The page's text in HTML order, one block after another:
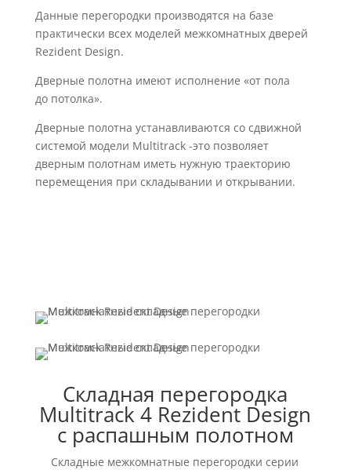
Данные перегородки производятся на базе
практически всех моделей межкомнатных дверей
Rezident Design.
Дверные полотна имеют исполнение «от пола
до потолка».
Дверные полотна устанавливаются со сдвижной
системой модели Multitrack -это позволяет
дверным полотнам иметь нужную траекторию
перемещения при складывании и открывании.
Складная перегородка
Multitrack 4 Rezident Design
с распашным полотном
Складные межкомнатные перегородки серии